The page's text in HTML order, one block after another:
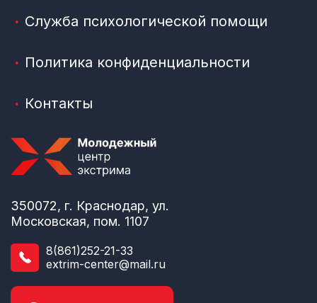
350072, г. Краснодар, ул.
Московская, пом. 1107
8(861)252-21-33
extrim-center@mail.ru
Служба психологической помощи
Политика конфиденциальности
Контакты